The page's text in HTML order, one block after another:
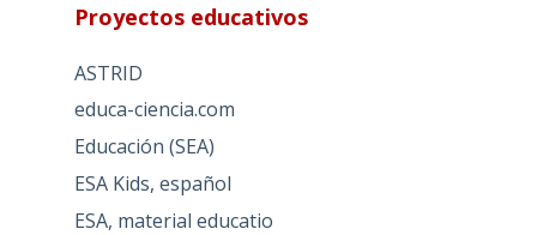
Proyectos educativos
ASTRID
educa-ciencia.com
Educación (SEA)
ESA Kids, español
ESA, material educatio